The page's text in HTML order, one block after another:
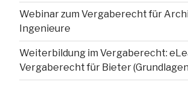
Webinar zum Vergaberecht für
Ingenieure
Weiterbildung im Vergaberecht:
Vergaberecht für Bieter